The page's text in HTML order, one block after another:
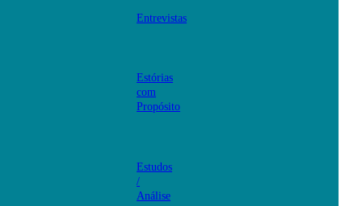
Entrevistas
Estórias
com
Propósito
Estudos
/
Análise